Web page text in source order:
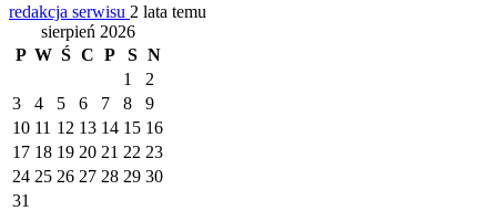
redakcja serwisu 2 lata temu
sierpień 2026
P W Ś C P S N
1
2
3
4 5 6 7 8
9
10 11 12 13 14 15 16
17 18 19 20 21 22 23
24 25 26 27 28 29 30
31